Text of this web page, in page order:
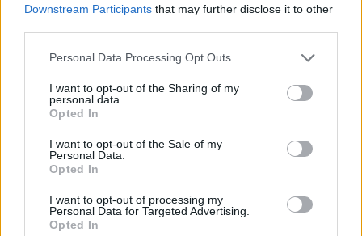
Downstream Participants that may further disclose it to other
Personal Data Processing Opt Outs
I want to opt-out of the Sharing of my
personal data.
Opted In
I want to opt-out of the Sale of my
Personal Data.
Opted In
I want to opt-out of processing my
Personal Data for Targeted Advertising.
Opted In
Μεταβιβάσεις ακινήτων: Έλεγχοι
της ΑΑΔΕ σε χιλιάδες συμβόλαια
ΕΝΦΙΑ
06/08/26|15:19
αιτήσεις ενίσχυσης μέσω της
πλατφόρμας myAGRO